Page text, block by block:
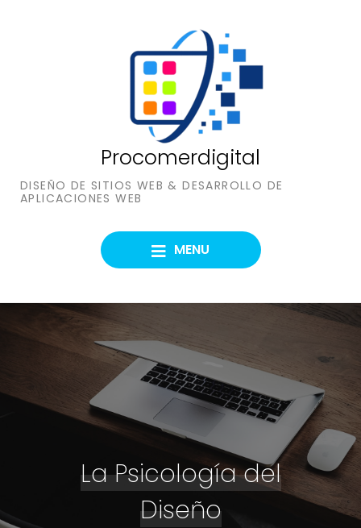
Procomerdigital
DISEÑO DE SITIOS WEB & DESARROLLO DE
APLICACIONES WEB
MENU
La Psicología del
Diseño